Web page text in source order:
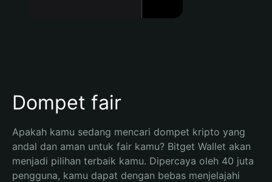
Dompet fair
Apakah kamu sedang mencari dompet kripto yang
andal dan aman untuk fair kamu? Bitget Wallet akan
menjadi pilihan terbaik kamu. Dipercaya oleh 40 juta
pengguna, kamu dapat dengan bebas menjelajahi